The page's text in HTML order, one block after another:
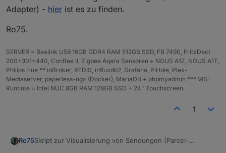
Adapter) - hier ist es zu finden.
Ro75.
SERVER = Beelink U59 16GB DDR4 RAM 512GB SSD, FB 7490, FritzDect
200+301+440, ConBee II, Zigbee Aqara Sensoren + NOUS A1Z, NOUS A1T,
Philips Hue ** ioBroker, REDIS, influxdb2, Grafana, PiHole, Plex-
Mediaserver, paperless-ngx (Docker), MariaDB + phpmyadmin *** VIS-
Runtime = Intel NUC 8GB RAM 128GB SSD + 24" Touchscreen
1
Ro75Skript zur Visualisierung von Sendungen (Parcel-